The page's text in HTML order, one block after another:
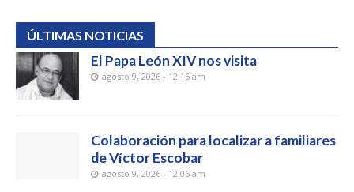
ÚLTIMAS NOTICIAS
El Papa León XIV nos visita
agosto 9, 2026 - 12:16 am
Colaboración para localizar a familiares
de Víctor Escobar
agosto 9, 2026 - 12:06 am